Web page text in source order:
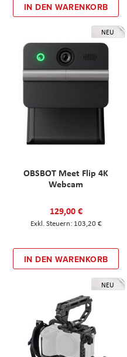
IN DEN WARENKORB
NEU
OBSBOT Meet Flip 4K
Webcam
129,00 €
103,20 €
IN DEN WARENKORB
NEU